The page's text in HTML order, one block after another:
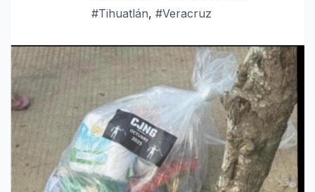
#Tihuatlán, #Veracruz